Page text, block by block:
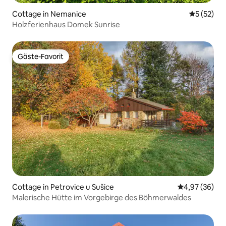
Cottage in Nemanice
5 (52)
Holzferienhaus Domek Sunrise
Gäste-Favorit
Gäste-Favorit
Cottage in Petrovice u Sušice
4,97 (36)
Malerische Hütte im Vorgebirge des Böhmerwaldes